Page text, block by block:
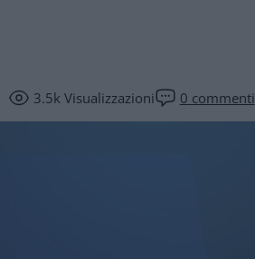
3.5kVisualizzazioni 0 commenti